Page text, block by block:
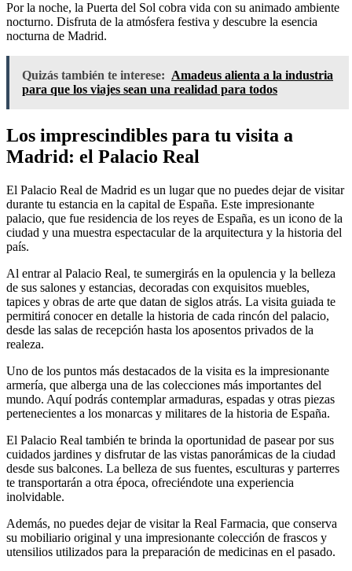
Por la noche, la Puerta del Sol cobra vida con su animado ambiente
nocturno. Disfruta de la atmósfera festiva y descubre la esencia
nocturna de Madrid.
Quizás también te interese: Amadeus alienta a la industria
para que los viajes sean una realidad para todos
Los imprescindibles para tu visita a
Madrid: el Palacio Real
El Palacio Real de Madrid es un lugar que no puedes dejar de visitar
durante tu estancia en la capital de España. Este impresionante
palacio, que fue residencia de los reyes de España, es un icono de la
ciudad y una muestra espectacular de la arquitectura y la historia del
país.
Al entrar al Palacio Real, te sumergirás en la opulencia y la belleza
de sus salones y estancias, decoradas con exquisitos muebles,
tapices y obras de arte que datan de siglos atrás. La visita guiada te
permitirá conocer en detalle la historia de cada rincón del palacio,
desde las salas de recepción hasta los aposentos privados de la
realeza.
Uno de los puntos más destacados de la visita es la impresionante
armería, que alberga una de las colecciones más importantes del
mundo. Aquí podrás contemplar armaduras, espadas y otras piezas
pertenecientes a los monarcas y militares de la historia de España.
El Palacio Real también te brinda la oportunidad de pasear por sus
cuidados jardines y disfrutar de las vistas panorámicas de la ciudad
desde sus balcones. La belleza de sus fuentes, esculturas y parterres
te transportarán a otra época, ofreciéndote una experiencia
inolvidable.
Además, no puedes dejar de visitar la Real Farmacia, que conserva
su mobiliario original y una impresionante colección de frascos y
utensilios utilizados para la preparación de medicinas en el pasado.